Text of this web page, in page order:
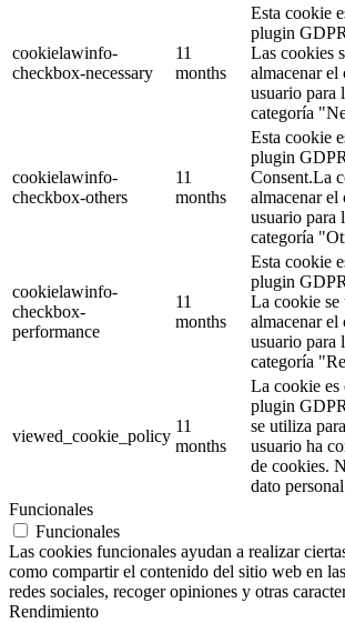
cookielawinfo-
checkbox-necessary
11
months
Esta cookie
plugin
Las cookies
almacenar el
usuario para
categoría
cookielawinfo-
checkbox-others
11
months
Esta cookie
plugin
Consent.La
almacenar el
usuario para
categoría
cookielawinfo-
checkbox-
performance
11
months
Esta cookie
plugin
La cookie se
almacenar el
usuario para
categoría
viewed_cookie_policy
11
months
La cookie es
plugin
se utiliza
usuario ha
de cookies.
dato
Funcionales
Funcionales
Las cookies funcionales ayudan a realizar
como compartir el contenido del sitio web en
redes sociales, recoger opiniones y otras
Rendimiento